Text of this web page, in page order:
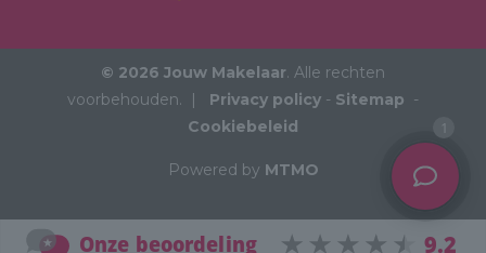
© 2026 Jouw Makelaar. Alle rechten
voorbehouden. | Privacy policy - Sitemap -
Cookiebeleid
Powered by MTMO
1